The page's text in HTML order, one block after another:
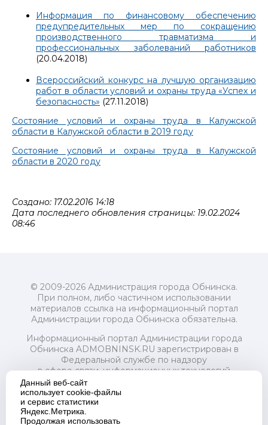
Информация по финансовому обеспечению
предупредительных мер по сокращению
производственного травматизма и
профессиональных заболеваний работников
(20.04.2018)
Всероссийский конкурс на лучшую организацию
работ в области условий и охраны труда «Успех и
безопасность» (27.11.2018)
Состояние условий и охраны труда в Калужской
области в Калужской области в 2019 году
Состояние условий и охраны труда в Калужской
области в 2020 году
Создано: 17.02.2016 14:18
Дата последнего обновления страницы: 19.02.2024
08:46
© 2009-2026 Администрация города Обнинска.
При полном, либо частичном использовании
материалов ссылка на информационный портал
Администрации города Обнинска обязательна.
Информационный портал Администрации города
Обнинска ADMOBNINSK.RU зарегистрирован в
Федеральной службе по надзору
в сфере связи, информационных технологий
и массовых коммуникаций (Роскомнадзор) 24 июля
2018 года.
Свидетельство о регистрации Эл № ФС77-73321
Учредитель: Администрация (исполнительно-
Данный веб-сайт
использует cookie-файлы
и сервис статистики
Яндекс.Метрика.
Продолжая использовать